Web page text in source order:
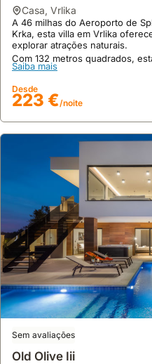
casa, Vrlika
A 46 milhas do Aeroporto de
Krka, esta villa em Vrlika
explorar atrações naturais.
Com 132 metros quadrados,
pessoas e dispõe de um jardim
piscina interior e centro de
Saiba mais
Desde
223 €/noite
Sem avaliações
Old Olive Iii